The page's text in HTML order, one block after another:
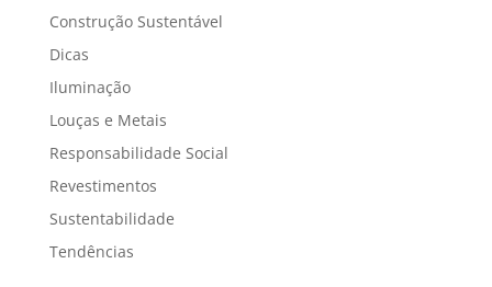
Construção Sustentável
Dicas
Iluminação
Louças e Metais
Responsabilidade Social
Revestimentos
Sustentabilidade
Tendências